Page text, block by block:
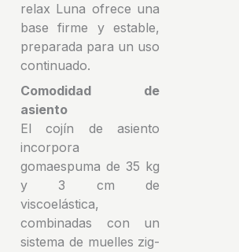
relax Luna ofrece una
base firme y estable,
preparada para un uso
continuado.
Comodidad de
asiento
El cojín de asiento
incorpora
gomaespuma de 35 kg
y 3 cm de
viscoelástica,
combinadas con un
sistema de muelles zig-